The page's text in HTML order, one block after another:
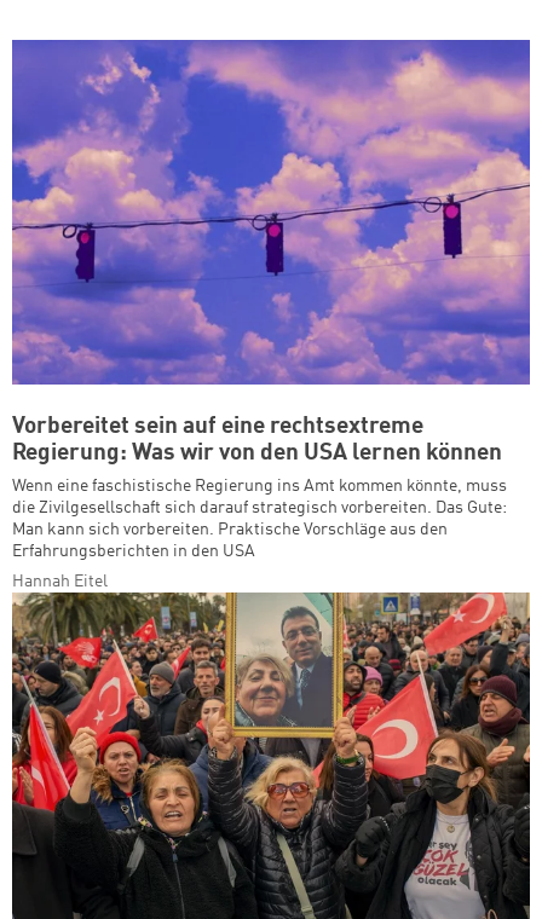
Vorbereitet sein auf eine rechtsextreme
Regierung: Was wir von den USA lernen können
Wenn eine faschistische Regierung ins Amt kommen könnte, muss
die Zivilgesellschaft sich darauf strategisch vorbereiten. Das Gute:
Man kann sich vorbereiten. Praktische Vorschläge aus den
Erfahrungsberichten in den USA
Hannah Eitel